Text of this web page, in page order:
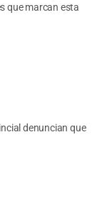
que marcan esta
denuncian que